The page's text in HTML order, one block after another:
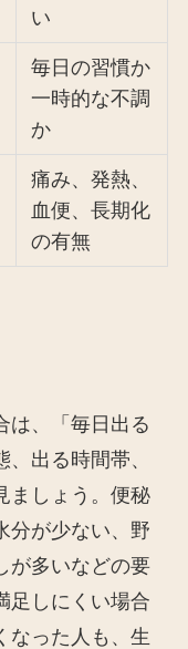
い
毎日の習慣か
一時的な不調
か
痛み、発熱、
血便、長期化
の有無
は、「毎日出る
出る時間帯、
ましょう。便秘
分が少ない、野
が多いなどの要
足しにくい場合
なった人も、生